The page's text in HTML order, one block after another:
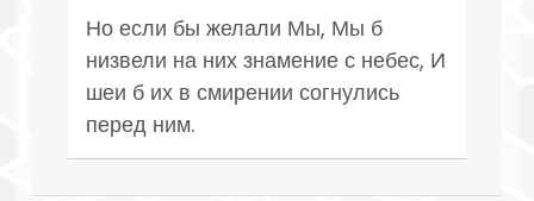
Но если бы желали Мы, Мы б
низвели на них знамение с небес, И
шеи б их в смирении согнулись
перед ним.